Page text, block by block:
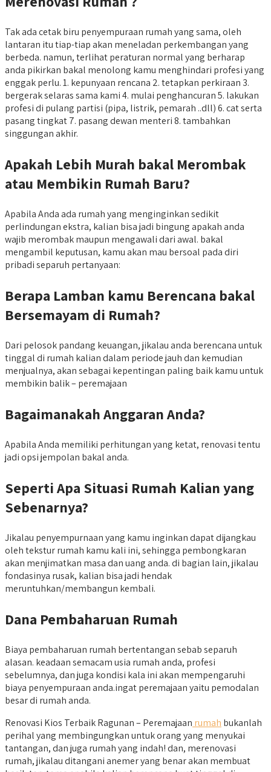
Tak ada cetak biru penyempuraan rumah yang sama, oleh
lantaran itu tiap-tiap akan meneladan perkembangan yang
berbeda. namun, terlihat peraturan normal yang berharap
anda pikirkan bakal menolong kamu menghindari profesi yang
enggak perlu. 1. kepunyaan rencana 2. tetapkan perkiraan 3.
bergerak selaras sama kami 4. mulai penghancuran 5. lakukan
profesi di pulang partisi (pipa, listrik, pemarah ..dll) 6. cat serta
pasang tingkat 7. pasang dewan menteri 8. tambahkan
singgungan akhir.
Apakah Lebih Murah bakal Merombak
atau Membikin Rumah Baru?
Apabila Anda ada rumah yang menginginkan sedikit
perlindungan ekstra, kalian bisa jadi bingung apakah anda
wajib merombak maupun mengawali dari awal. bakal
mengambil keputusan, kamu akan mau bersoal pada diri
pribadi separuh pertanyaan:
Berapa Lamban kamu Berencana bakal
Bersemayam di Rumah?
Dari pelosok pandang keuangan, jikalau anda berencana untuk
tinggal di rumah kalian dalam periode jauh dan kemudian
menjualnya, akan sebagai kepentingan paling baik kamu untuk
membikin balik – peremajaan
Bagaimanakah Anggaran Anda?
Apabila Anda memiliki perhitungan yang ketat, renovasi tentu
jadi opsi jempolan bakal anda.
Seperti Apa Situasi Rumah Kalian yang
Sebenarnya?
Jikalau penyempurnaan yang kamu inginkan dapat dijangkau
oleh tekstur rumah kamu kali ini, sehingga pembongkaran
akan menjimatkan masa dan uang anda. di bagian lain, jikalau
fondasinya rusak, kalian bisa jadi hendak
meruntuhkan/membangun kembali.
Dana Pembaharuan Rumah
Biaya pembaharuan rumah bertentangan sebab separuh
alasan. keadaan semacam usia rumah anda, profesi
sebelumnya, dan juga kondisi kala ini akan mempengaruhi
biaya penyempuraan anda.ingat peremajaan yaitu pemodalan
besar di rumah anda.
Renovasi Kios Terbaik Ragunan – Peremajaan rumah bukanlah
perihal yang membingungkan untuk orang yang menyukai
tantangan, dan juga rumah yang indah! dan, merenovasi
rumah, jikalau ditangani anemer yang benar akan membuat